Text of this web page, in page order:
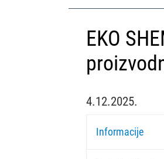
EKO
4.12.2025.
Informacije